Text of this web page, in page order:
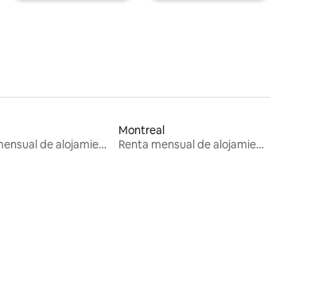
Renta mensual de alojamientos
Montreal
Renta mensual de alojamientos